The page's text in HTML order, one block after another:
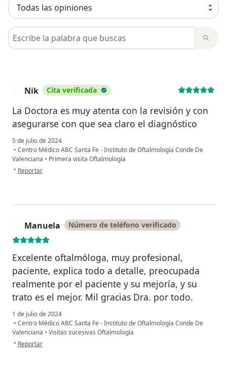
Busca en opiniones
Nik Cita verificada
La Doctora es muy atenta con la revisión y con
asegurarse con que sea claro el diagnóstico
5 de julio de 2024
• Centro Médico ABC Santa Fe - Instituto de Oftalmología Conde De
Valenciana • Primera visita Oftalmología
• en opinión del usuario Nik
Reportar
Manuela Número de teléfono verificado
Excelente oftalmóloga, muy profesional,
paciente, explica todo a detalle, preocupada
realmente por el paciente y su mejoría, y su
trato es el mejor. Mil gracias Dra. por todo.
1 de julio de 2024
• Centro Médico ABC Santa Fe - Instituto de Oftalmología Conde De
Valenciana • Visitas sucesivas Oftalmología
• en opinión del usuario Manuela
Reportar